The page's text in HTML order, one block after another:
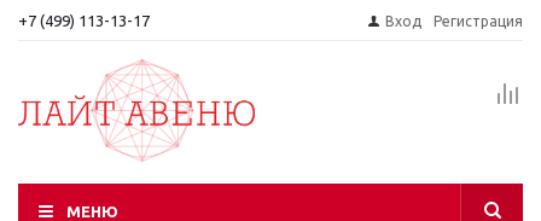
+7 (499) 113-13-17 Вход Регистрация
МЕНЮ